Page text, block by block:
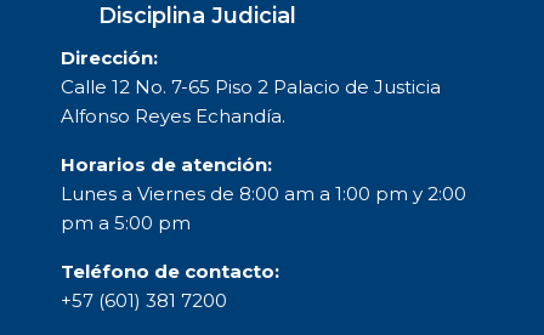
Disciplina Judicial
Dirección:
Calle 12 No. 7-65 Piso 2 Palacio de Justicia
Alfonso Reyes Echandía.
Horarios de atención:
Lunes a Viernes de 8:00 am a 1:00 pm y 2:00
pm a 5:00 pm
Teléfono de contacto:
+57 (601) 381 7200